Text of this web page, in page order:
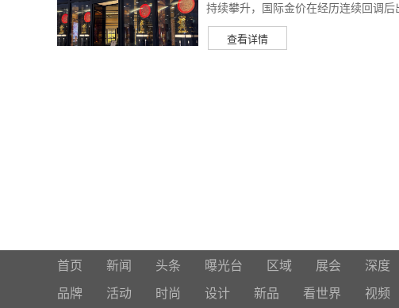
持续攀升，国际金价在经历连续回调后
首页 新闻 头条 曝光台 区域 展会 深度
品牌 活动 时尚 设计 新品 看世界 视频